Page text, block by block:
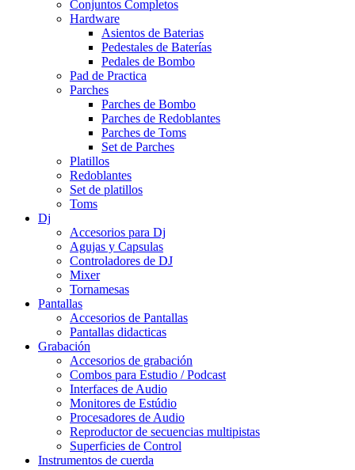
Conjuntos Completos
Hardware
Asientos de Baterias
Pedestales de Baterías
Pedales de Bombo
Pad de Practica
Parches
Parches de Bombo
Parches de Redoblantes
Parches de Toms
Set de Parches
Platillos
Redoblantes
Set de platillos
Toms
Dj
Accesorios para Dj
Agujas y Capsulas
Controladores de DJ
Mixer
Tornamesas
Pantallas
Accesorios de Pantallas
Pantallas didacticas
Grabación
Accesorios de grabación
Combos para Estudio / Podcast
Interfaces de Audio
Monitores de Estúdio
Procesadores de Audio
Reproductor de secuencias multipistas
Superficies de Control
Instrumentos de cuerda